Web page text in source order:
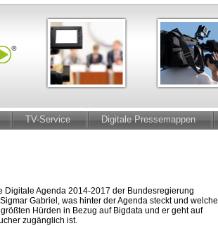
TV-Service Digitale Pressemappen
Digitale Agenda 2014-2017 der Bundesregierung
Gabriel, was hinter der Agenda steckt und welche
Hürden in Bezug auf Bigdata und er geht auf
zugänglich ist.